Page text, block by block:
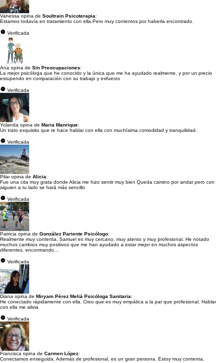
Vanessa opina de Soultrain Psicoterapia:
Estamos todavía en tratamiento con ella.Pero muy contentos por haberla encontrado.
Verificada
Ana opina de Sin Preocupaciones:
La mejor psicóloga que he conocido y la única que me ha ayudado realmente, y por un precio
estupendo en comparación con su trabajo y esfuerzo
Verificada
Yolanda opina de Maria Manrique:
Un trato exquisito que te hace hablar con ella con muchísima comodidad y tranquilidad.
Verificada
Pilar opina de Alicia:
Fue una cita muy grata donde Alicia me hizo sentir muy bien Queda camino por andar pero con
alguien a tu lado se hará más sencillo
Verificada
Patricia opina de González Pariente Psicólogo:
Realmente muy contenta, Samuel es muy cercano, muy atento y muy profesional. He notado
muchos cambios muy positivos que me han ayudado a estar mejor en muchos aspectos
diferentes, encontrando...
Verificada
Diana opina de Miryam Pérez Meliá Psicóloga Sanitaria:
He conectado rápidamente con ella. Creo que es muy empática a la par que profesional. Hablar
con ella me alivia
Verificada
Francisca opina de Carmen López:
Conectamos enseguida. Además de profesional, es un gran persona. Estoy muy contenta.